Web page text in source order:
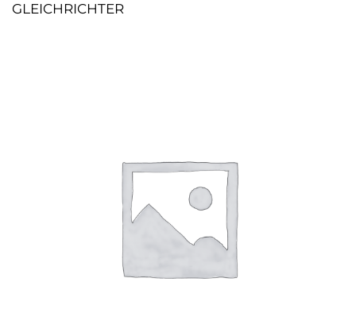
GLEICHRICHTER